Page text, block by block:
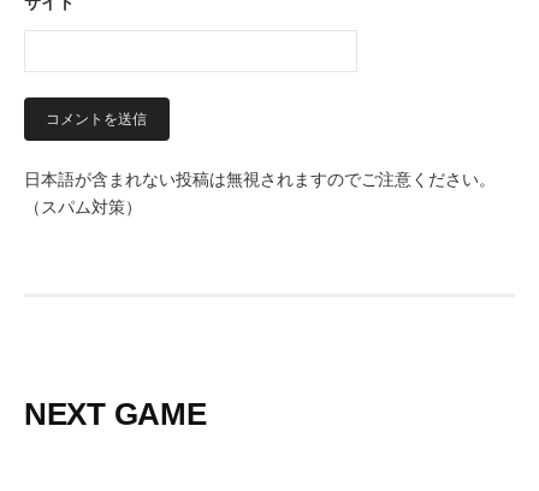
日本語が含まれない投稿は無視されますのでご注意ください。
（スパム対策）
NEXT GAME